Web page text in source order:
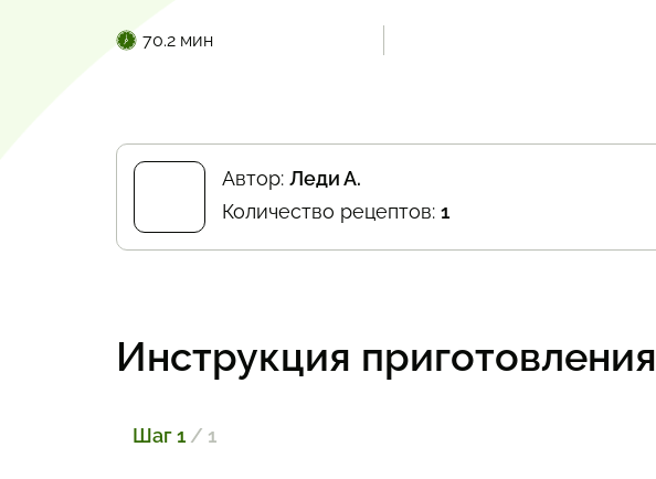
70.2 мин
Автор: Леди А.
Количество рецептов: 1
Инструкция приготовления
Шаг 1 / 1